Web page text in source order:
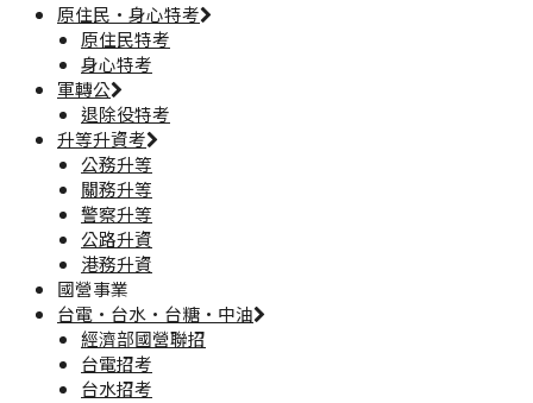
原住民·身心特考
原住民特考
身心特考
軍轉公
退除役特考
升等升資考
公務升等
關務升等
警察升等
公路升資
港務升資
國營事業
台電·台水·台糖·中油
經濟部國營聯招
台電招考
台水招考